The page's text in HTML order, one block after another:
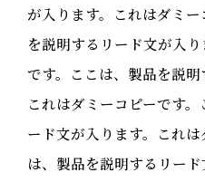
が入ります。これはダミ
を説明するリード文が入
です。ここは、製品を説明
これはダミーコピーです
ード文が入ります。これ
は、製品を説明するリー